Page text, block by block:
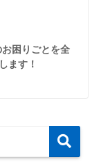
困りごとを全
ます！